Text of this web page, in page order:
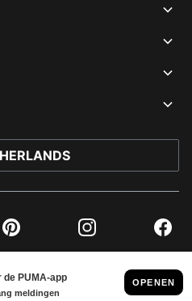
Pinterest Instagram
ALLE RECHTEN VOORBEHOUDEN
EN JURIDISCHE GEGEVENS